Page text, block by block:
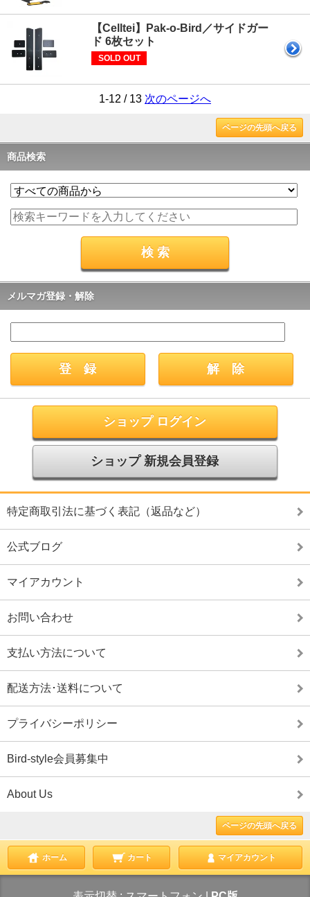
【Celltei】Pak-o-Bird／サイドガー
ド 6枚セット
SOLD OUT
1-12 / 13 次のページへ
ページの先頭へ戻る
商品検索
メルマガ登録・解除
ショップ ログイン
ショップ 新規会員登録
特定商取引法に基づく表記（返品など）
公式ブログ
マイアカウント
お問い合わせ
支払い方法について
配送方法･送料について
プライバシーポリシー
Bird-style会員募集中
About Us
ページの先頭へ戻る
ホーム カート マイアカウント